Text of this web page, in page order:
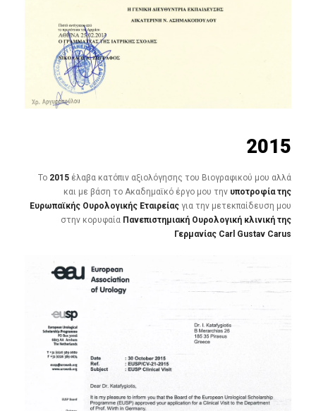
2015
Το 2015 έλαβα κατόπιν αξιολόγησης του Βιογραφικού μου αλλά
και με βάση το Ακαδημαϊκό έργο μου την υποτροφία της
Ευρωπαϊκής Ουρολογικής Εταιρείας για την μετεκπαίδευση μου
στην κορυφαία Πανεπιστημιακή Ουρολογική κλινική της
Γερμανίας Carl Gustav Carus